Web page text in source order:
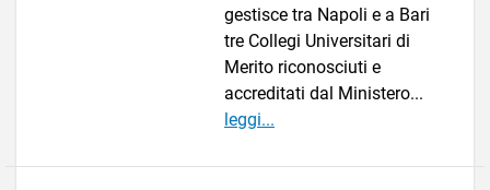
gestisce tra Napoli e a Bari
tre Collegi Universitari di
Merito riconosciuti e
accreditati dal Ministero...
leggi...